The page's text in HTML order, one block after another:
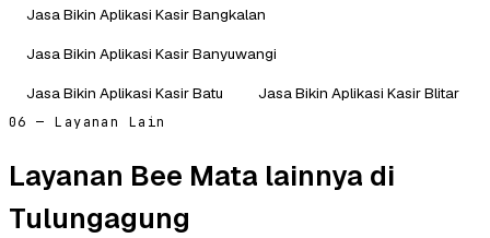
Jasa Bikin Aplikasi Kasir Bangkalan
Jasa Bikin Aplikasi Kasir Banyuwangi
Jasa Bikin Aplikasi Kasir Batu
Jasa Bikin Aplikasi Kasir Blitar
06 — Layanan Lain
Layanan Bee Mata lainnya di
Tulungagung